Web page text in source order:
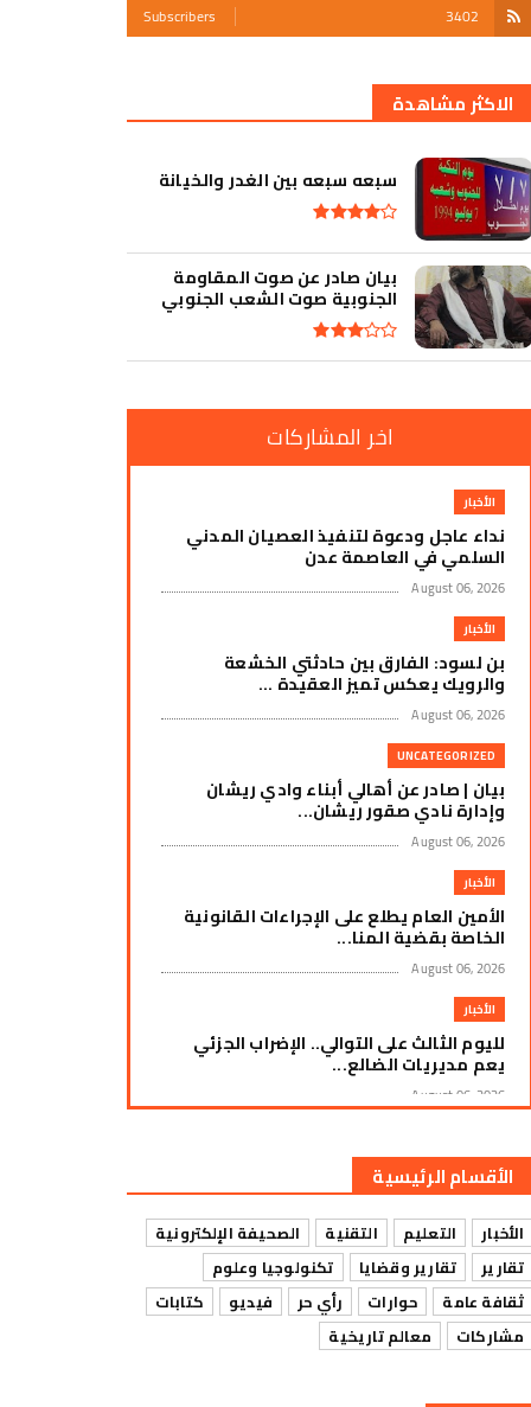
3402
Subscribers
الاكثر مشاهدة
سبعه سبعه بين الغدر والخيانة
بيان صادر عن صوت المقاومة
الجنوبية صوت الشعب الجنوبي
اخر المشاركات
الأخبار
نداء عاجل ودعوة لتنفيذ العصيان المدني
السلمي في العاصمة عدن
August 06, 2026
الأخبار
بن لسود: الفارق بين حادثتي الخشعة
والرويك يعكس تميز العقيدة ...
August 06, 2026
UNCATEGORIZED
بيان | صادر عن أهالي أبناء وادي ريشان
وإدارة نادي صقور ريشان...
August 06, 2026
الأخبار
الأمين العام يطلع على الإجراءات القانونية
الخاصة بقضية المنا...
August 06, 2026
الأخبار
لليوم الثالث على التوالي.. الإضراب الجزئي
يعم مديريات الضالع...
August 06, 2026
زنجبار: استمرار العصيان المدني لليوم الثالث
على التوالي وسط ...
August 06, 2026
الأخبار
إضراب جزئي يشل حركة التجارة في سوق
الرباط بمديرية يافع رصد ا...
August 06, 2026
الأقسام الرئيسية
الأخبار التعليم التقنية
الصحيفة الإلكترونية
تقارير
تقارير وقضايا
تكنولوجيا وعلوم
ثقافة عامة
حوارات رأي حر فيديو
كتابات
مشاركات
معالم تاريخية